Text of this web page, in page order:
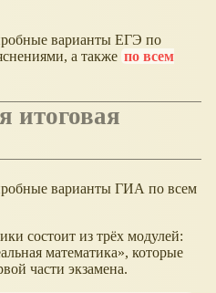
варианты ЕГЭ по
а также по всем
варианты ГИА по всем
состоит из трёх модулей:
математика», которые
части экзамена.